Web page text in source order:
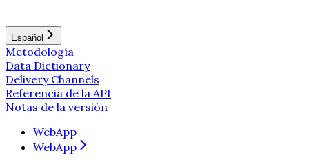
Español
Metodología
Data Dictionary
Delivery Channels
Referencia de la API
Notas de la versión
WebApp
WebApp